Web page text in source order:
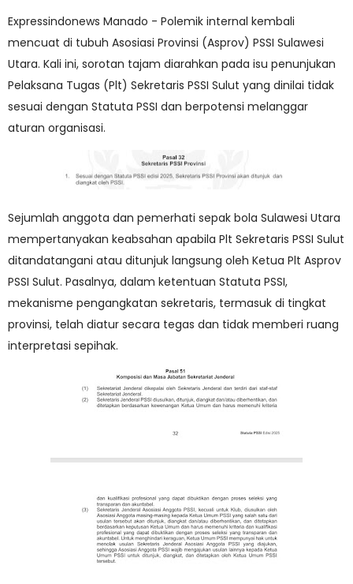
Expressindonews Manado - Polemik internal kembali
mencuat di tubuh Asosiasi Provinsi (Asprov) PSSI Sulawesi
Utara. Kali ini, sorotan tajam diarahkan pada isu penunjukan
Pelaksana Tugas (Plt) Sekretaris PSSI Sulut yang dinilai tidak
sesuai dengan Statuta PSSI dan berpotensi melanggar
aturan organisasi.
Sejumlah anggota dan pemerhati sepak bola Sulawesi Utara
mempertanyakan keabsahan apabila Plt Sekretaris PSSI Sulut
ditandatangani atau ditunjuk langsung oleh Ketua Plt Asprov
PSSI Sulut. Pasalnya, dalam ketentuan Statuta PSSI,
mekanisme pengangkatan sekretaris, termasuk di tingkat
provinsi, telah diatur secara tegas dan tidak memberi ruang
interpretasi sepihak.